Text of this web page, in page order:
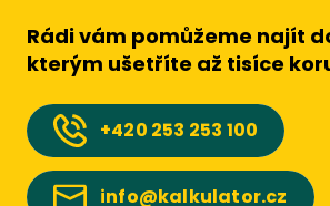
Rádi vám pomůžeme najít
kterým ušetříte až tisíce
+420 253 253 100
info@kalkulator.cz